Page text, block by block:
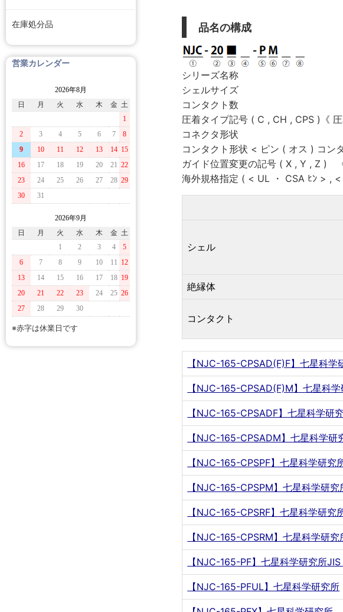
在庫処分品
営業カレンダー
2026年8月
日
月 火 水 木 金 土
1
2
3 4 5 6 7
8
9
10 11 12 13 14 15
16
17 18 19 20 21 22
23
24 25 26 27 28 29
30
31
2026年9月
日
月 火 水 木 金 土
1
2 3 4
5
6
7 8 9 10 11 12
13
14 15 16 17 18 19
20
21 22 23 24 25 26
27
28 29 30
※赤字は休業日です
品名の構成
シリーズ名称
シェルサイズ
コンタクト数
圧着タイプ記号 ( C , CH , CPS )《 圧
コネクタ形状
コンタクト形状 < ピン ( オス ) コン
ガイド位置変更の記号 ( X , Y , Z )
海外規格指定 ( < UL ・ CSA ﾋﾝ > ,
シェル
絶縁体
コンタクト
【NJC-165-CPSAD(F)F】七星科学
【NJC-165-CPSAD(F)M】七星科
【NJC-165-CPSADF】七星科学研
【NJC-165-CPSADM】七星科学研
【NJC-165-CPSPF】七星科学研究
【NJC-165-CPSPM】七星科学研究
【NJC-165-CPSRF】七星科学研究
【NJC-165-CPSRM】七星科学研究
【NJC-165-PF】七星科学研究所
【NJC-165-PFUL】七星科学研究所